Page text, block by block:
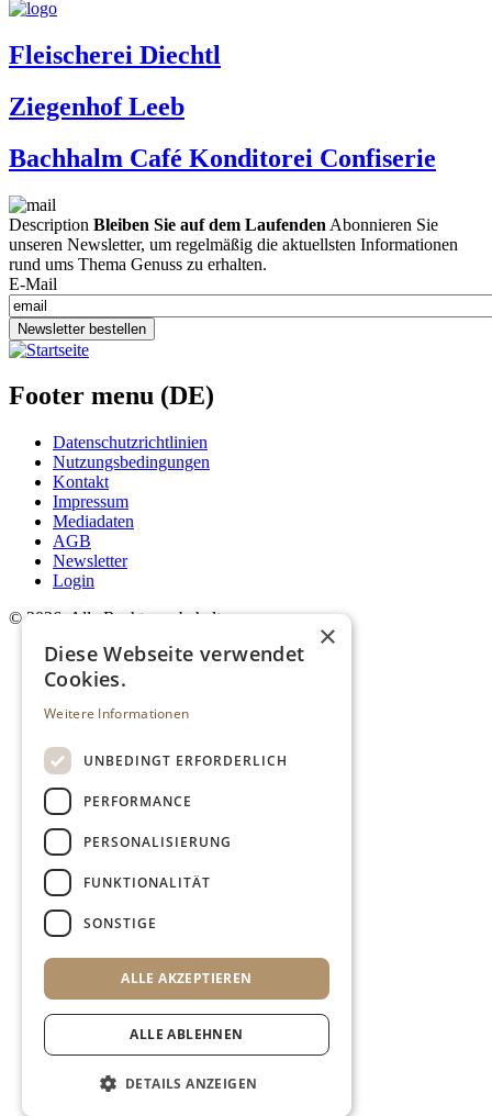
Fleischerei Diechtl
Ziegenhof Leeb
Bachhalm Café Konditorei Confiserie
Description Bleiben Sie auf dem Laufenden Abonnieren Sie
unseren Newsletter, um regelmäßig die aktuellsten Informationen
rund ums Thema Genuss zu erhalten.
E-Mail
Newsletter bestellen
Footer menu (DE)
Datenschutzrichtlinien
Nutzungsbedingungen
Kontakt
Impressum
Mediadaten
AGB
Newsletter
Login
© 2026. Alle Rechte vorbehalten.
×
Diese Webseite verwendet
Cookies.
Weitere Informationen
UNBEDINGT ERFORDERLICH
PERFORMANCE
PERSONALISIERUNG
FUNKTIONALITÄT
SONSTIGE
ALLE AKZEPTIEREN
ALLE ABLEHNEN
DETAILS ANZEIGEN